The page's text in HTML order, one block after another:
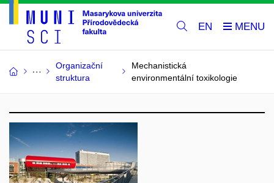
EN
Organizační
struktura
Mechanistická
environmentální toxikologie